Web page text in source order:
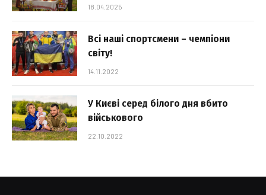
18.04.2025
Всі наші спортсмени – чемпіони
світу!
14.11.2022
У Києві серед білого дня вбито
військового
22.10.2022